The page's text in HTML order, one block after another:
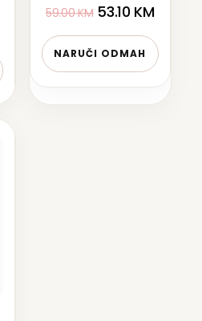
59.00KM 53.10 KM
NARUČI ODMAH